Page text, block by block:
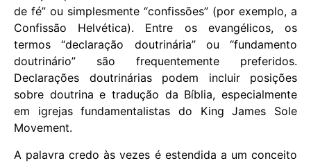
de fé” ou simplesmente “confissões” (por exemplo, a
Confissão Helvética). Entre os evangélicos, os
termos “declaração doutrinária” ou “fundamento
doutrinário” são frequentemente preferidos.
Declarações doutrinárias podem incluir posições
sobre doutrina e tradução da Bíblia, especialmente
em igrejas fundamentalistas do King James Sole
Movement.
A palavra credo às vezes é estendida a um conceito